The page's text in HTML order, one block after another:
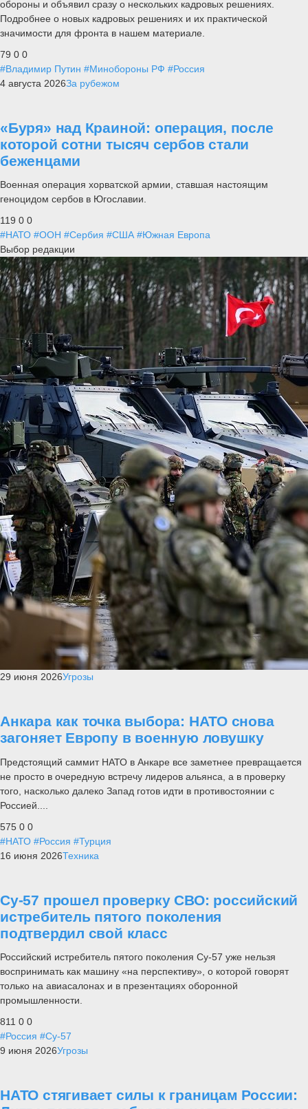
обороны и объявил сразу о нескольких кадровых решениях.
Подробнее о новых кадровых решениях и их практической
значимости для фронта в нашем материале.
79 0 0
#Владимир Путин #Минобороны РФ #Россия
4 августа 2026За рубежом
«Буря» над Краиной: операция, после
которой сотни тысяч сербов стали
беженцами
Военная операция хорватской армии, ставшая настоящим
геноцидом сербов в Югославии.
119 0 0
#НАТО #ООН #Сербия #США #Южная Европа
Выбор редакции
29 июня 2026Угрозы
Анкара как точка выбора: НАТО снова
загоняет Европу в военную ловушку
Предстоящий саммит НАТО в Анкаре все заметнее превращается
не просто в очередную встречу лидеров альянса, а в проверку
того, насколько далеко Запад готов идти в противостоянии с
Россией....
575 0 0
#НАТО #Россия #Турция
16 июня 2026Техника
Су-57 прошел проверку СВО: российский
истребитель пятого поколения
подтвердил свой класс
Российский истребитель пятого поколения Су-57 уже нельзя
воспринимать как машину «на перспективу», о которой говорят
только на авиасалонах и в презентациях оборонной
промышленности.
811 0 0
#Россия #Су-57
9 июня 2026Угрозы
НАТО стягивает силы к границам России: